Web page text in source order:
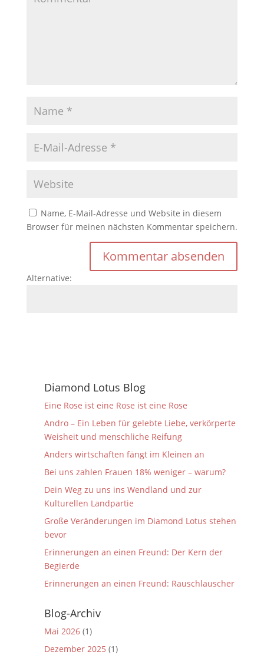
Name, E-Mail-Adresse und Website in diesem
Browser für meinen nächsten Kommentar speichern.
Alternative:
Diamond Lotus Blog
Eine Rose ist eine Rose ist eine Rose
Andro – Ein Leben für gelebte Liebe, verkörperte
Weisheit und menschliche Reifung
Anders wirtschaften fängt im Kleinen an
Bei uns zahlen Frauen 18% weniger – warum?
Dein Weg zu uns ins Wendland und zur
Kulturellen Landpartie
Große Veränderungen im Diamond Lotus stehen
bevor
Erinnerungen an einen Freund: Der Kern der
Begierde
Erinnerungen an einen Freund: Rauschlauscher
Blog-Archiv
Mai 2026(1)
Dezember 2025 (1)